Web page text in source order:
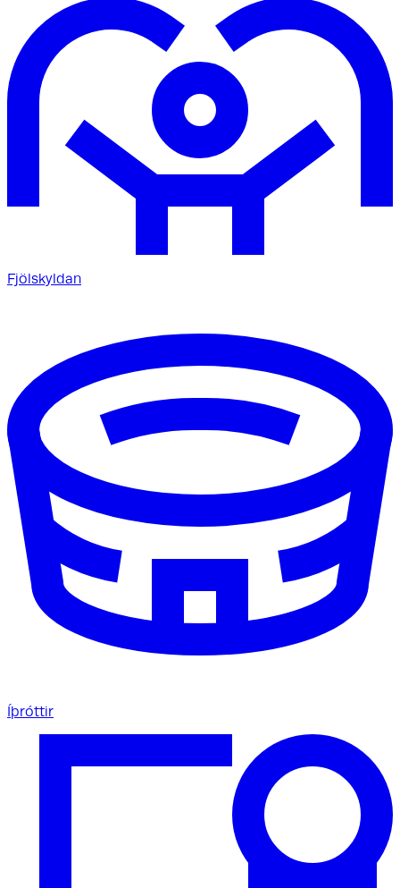
Fjölskyldan
Íþróttir